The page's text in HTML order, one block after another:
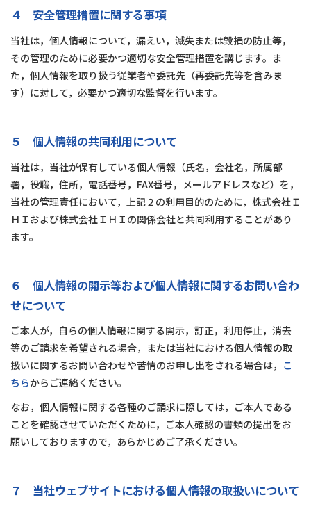
４ 安全管理措置に関する事項
当社は，個人情報について，漏えい，滅失または毀損の防止等，
その管理のために必要かつ適切な安全管理措置を講じます。ま
た，個人情報を取り扱う従業者や委託先（再委託先等を含みま
す）に対して，必要かつ適切な監督を行います。
５ 個人情報の共同利用について
当社は，当社が保有している個人情報（氏名，会社名，所属部
署，役職，住所，電話番号，FAX番号，メールアドレスなど）を，
当社の管理責任において，上記２の利用目的のために，株式会社Ｉ
ＨＩおよび株式会社ＩＨＩの関係会社と共同利用することがあり
ます。
６ 個人情報の開示等および個人情報に関するお問い合わ
せについて
ご本人が，自らの個人情報に関する開示，訂正，利用停止，消去
等のご請求を希望される場合，または当社における個人情報の取
扱いに関するお問い合わせや苦情のお申し出をされる場合は， こ
ちらからご連絡ください。
なお，個人情報に関する各種のご請求に際しては，ご本人である
ことを確認させていただくために，ご本人確認の書類の提出をお
願いしておりますので，あらかじめご了承ください。
７ 当社ウェブサイトにおける個人情報の取扱いについて